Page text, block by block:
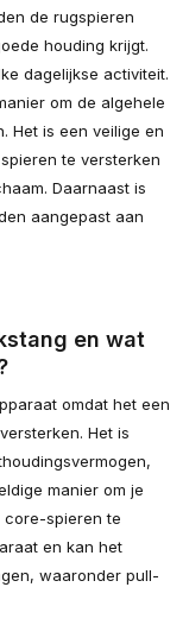
de rugspieren
houding krijgt.
dagelijkse activiteit.
om de algehele
Het is een veilige en
te versterken
Daarnaast is
aangepast aan
en wat
omdat het een
Het is
manier om je
core-spieren te
en kan het
waaronder pull-